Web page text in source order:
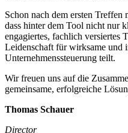
Schon nach dem ersten
dass hinter dem Tool nicht nur
engagiertes, fachlich versiertes
Leidenschaft für wirksame und
Unternehmenssteuerung teilt.
Wir freuen uns auf die
gemeinsame, erfolgreiche
Thomas Schauer
Director